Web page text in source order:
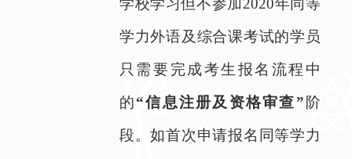
学校学习但不参加2020年同等
学力外语及综合课考试的学员
只需要完成考生报名流程中
的“信息注册及资格审查” 阶
段。如首次申请报名同等学力